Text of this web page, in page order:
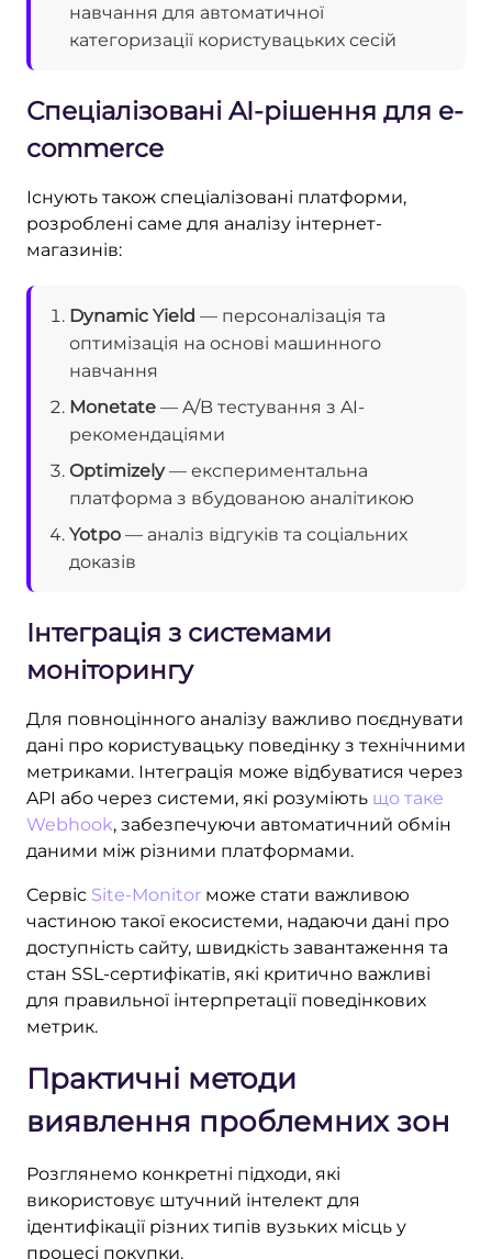
навчання для автоматичної
категоризації користувацьких сесій
Спеціалізовані AI-рішення для e-
commerce
Існують також спеціалізовані платформи,
розроблені саме для аналізу інтернет-
магазинів:
Dynamic Yield — персоналізація та
оптимізація на основі машинного
навчання
Monetate — A/B тестування з AI-
рекомендаціями
Optimizely— експериментальна
платформа з вбудованою аналітикою
Yotpo — аналіз відгуків та соціальних
доказів
Інтеграція з системами
моніторингу
Для повноцінного аналізу важливо поєднувати
дані про користувацьку поведінку з технічними
метриками. Інтеграція може відбуватися через
API або через системи, які розуміють що таке
Webhook, забезпечуючи автоматичний обмін
даними між різними платформами.
Сервіс Site-Monitor може стати важливою
частиною такої екосистеми, надаючи дані про
доступність сайту, швидкість завантаження та
стан SSL-сертифікатів, які критично важливі
для правильної інтерпретації поведінкових
метрик.
Практичні методи
виявлення проблемних зон
Розглянемо конкретні підходи, які
використовує штучний інтелект для
ідентифікації різних типів вузьких місць у
процесі покупки.